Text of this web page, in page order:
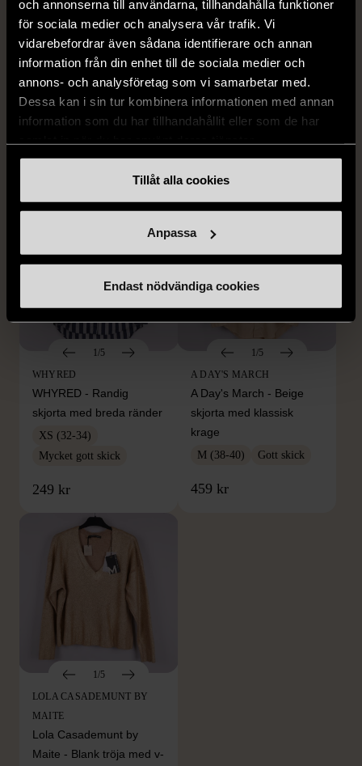
och annonserna till användarna, tillhandahålla funktioner
för sociala medier och analysera vår trafik. Vi
vidarebefordrar även sådana identifierare och annan
information från din enhet till de sociala medier och
annons- och analysföretag som vi samarbetar med.
Dessa kan i sin tur kombinera informationen med annan
information som du har tillhandahållit eller som de har
Tillåt alla cookies
Anpassa
Endast nödvändiga cookies
1/5
TOPSHOP dubbelknäppt
rutig kappa
1/5
Rodebjer mönstrad
ärmlös klänning
S (34-36)
259 kr
1/5
WHYRED
WHYRED - Randig
skjorta med breda ränder
XS (32-34)
Mycket gott skick
249 kr
1/5
A DAY'S MARCH
A Day's March - Beige
skjorta med klassisk
krage
M (38-40) Gott skick
459 kr
1/5
LOLA CASADEMUNT BY
MAITE
Lola Casademunt by
Maite - Blank tröja med v-